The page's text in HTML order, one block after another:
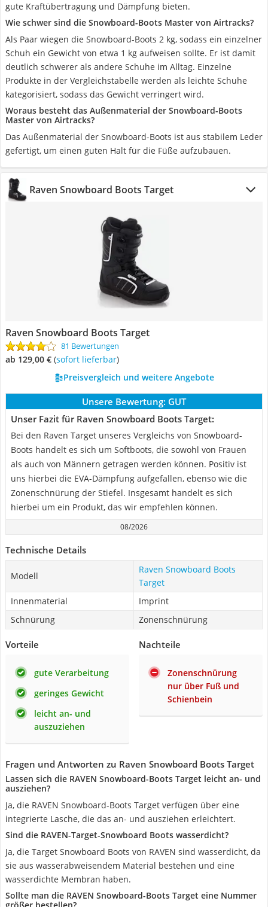
gute Kraftübertragung und Dämpfung bieten.
Wie schwer sind die Snowboard-Boots Master von Airtracks?
Als Paar wiegen die Snowboard-Boots 2 kg, sodass ein einzelner
Schuh ein Gewicht von etwa 1 kg aufweisen sollte. Er ist damit
deutlich schwerer als andere Schuhe im Alltag. Einzelne
Produkte in der Vergleichstabelle werden als leichte Schuhe
kategorisiert, sodass das Gewicht verringert wird.
Woraus besteht das Außenmaterial der Snowboard-Boots
Master von Airtracks?
Das Außenmaterial der Snowboard-Boots ist aus stabilem Leder
gefertigt, um einen guten Halt für die Füße aufzubauen.
Raven Snowboard Boots Target
Raven Snowboard Boots Target
81 Bewertungen
ab 129,00 € ( Sofort lieferbar)
Preisvergleich und weitere Angebote
Unsere Bewertung: GUT
Unser Fazit für Raven Snowboard Boots Target:
Bei den Raven Target unseres Vergleichs von Snowboard-
Boots handelt es sich um Softboots, die sowohl von Frauen
als auch von Männern getragen werden können. Positiv ist
uns hierbei die EVA-Dämpfung aufgefallen, ebenso wie die
Zonenschnürung der Stiefel. Insgesamt handelt es sich
hierbei um ein Produkt, das wir empfehlen können.
08/2026
Technische Details
Modell
Raven Snowboard Boots
Target
Innenmaterial
Imprint
Schnürung
Zonenschnürung
Vorteile
gute Verarbeitung
geringes Gewicht
leicht an- und
auszuziehen
Nachteile
Zonenschnürung
nur über Fuß und
Schienbein
Fragen und Antworten zu Raven Snowboard Boots Target
Lassen sich die RAVEN Snowboard-Boots Target leicht an- und
ausziehen?
Ja, die RAVEN Snowboard-Boots Target verfügen über eine
integrierte Lasche, die das an- und ausziehen erleichtert.
Sind die RAVEN-Target-Snowboard Boots wasserdicht?
Ja, die Target Snowboard Boots von RAVEN sind wasserdicht, da
sie aus wasserabweisendem Material bestehen und eine
wasserdichte Membran haben.
Sollte man die RAVEN Snowboard-Boots Target eine Nummer